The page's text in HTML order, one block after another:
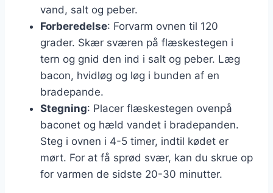
vand, salt og peber.
Forberedelse: Forvarm ovnen til 120
grader. Skær sværen på flæskestegen i
tern og gnid den ind i salt og peber. Læg
bacon, hvidløg og løg i bunden af en
bradepande.
Stegning: Placer flæskestegen ovenpå
baconet og hæld vandet i bradepanden.
Steg i ovnen i 4-5 timer, indtil kødet er
mørt. For at få sprød svær, kan du skrue op
for varmen de sidste 20-30 minutter.